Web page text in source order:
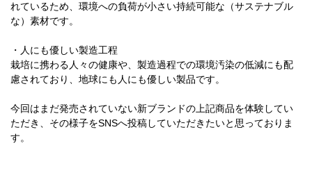
れているため、環境への負荷が小さい持続可能な（サステナブル
な）素材です。
・人にも優しい製造工程
栽培に携わる人々の健康や、製造過程での環境汚染の低減にも配
慮されており、地球にも人にも優しい製品です。
今回はまだ発売されていない新ブランドの上記商品を体験してい
ただき、その様子をSNSへ投稿していただきたいと思っておりま
す。